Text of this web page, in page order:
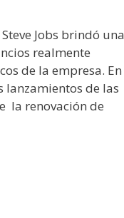
Jobs brindó una
realmente
de la empresa. En
lanzamientos de las
la renovación de